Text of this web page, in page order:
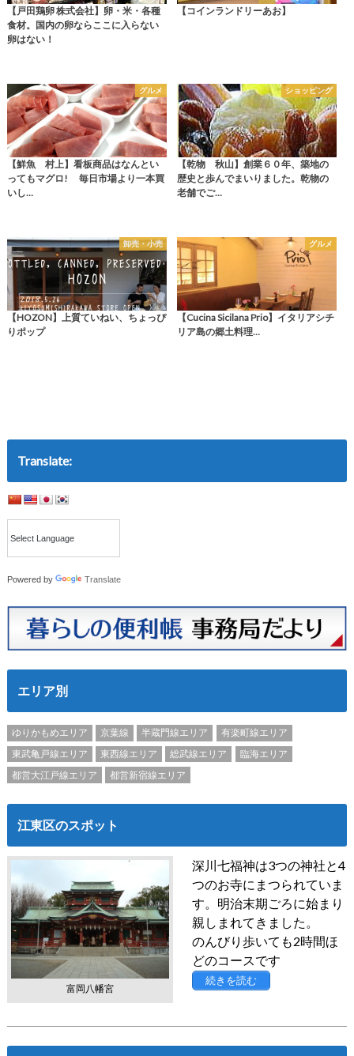
【戸田鶏卵 株式会社】卵・米・各種
食材。国内の卵ならここに入らない
卵はない！
【コインランドリーあお】
グルメ
【鮮魚 村上】看板商品はなんとい
ってもマグロ! 毎日市場より一本買
いし…
ショッピング
【乾物 秋山】創業６０年、築地の
歴史と歩んでまいりました。乾物の
老舗でご…
卸売・小売
【HOZON】上質ていねい、ちょっぴ
りポップ
グルメ
【Cucina Sicilana Prio】イタリアシチ
リア島の郷土料理…
Translate:
Powered by Translate
エリア別
ゆりかもめエリア 京葉線 半蔵門線エリア
有楽町線エリア
東武亀戸線エリア
東西線エリア 総武線エリア
臨海エリア
都営大江戸線エリア
都営新宿線エリア
江東区のスポット
富岡八幡宮
深川七福神は3つの神社と4
つのお寺にまつられていま
す。明治末期ごろに始まり
親しまれてきました。
のんびり歩いても2時間ほ
どのコースです
続きを読む